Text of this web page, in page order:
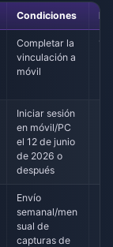
Condiciones
Completar la
vinculación a
móvil
11
Iniciar sesión
en móvil/PC
el 12 de junio
de 2026 o
después
Envío
semanal/men
sual de
capturas de